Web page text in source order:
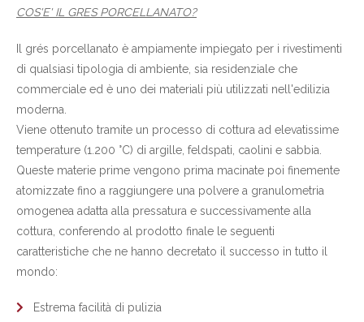
COS'E' IL GRES PORCELLANATO?
Il grés porcellanato è ampiamente impiegato per i rivestimenti
di qualsiasi tipologia di ambiente, sia residenziale che
commerciale ed è uno dei materiali più utilizzati nell'edilizia
moderna.
Viene ottenuto tramite un processo di cottura ad elevatissime
temperature (1.200 °C) di argille, feldspati, caolini e sabbia.
Queste materie prime vengono prima macinate poi finemente
atomizzate fino a raggiungere una polvere a granulometria
omogenea adatta alla pressatura e successivamente alla
cottura, conferendo al prodotto finale le seguenti
caratteristiche che ne hanno decretato il successo in tutto il
mondo:
Estrema facilità di pulizia